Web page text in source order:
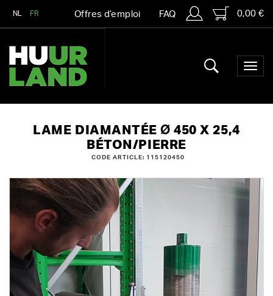
NL FR Offres d’emploi FAQ 0,00 €
LAME DIAMANTÉE Ø 450 X 25,4
BÉTON/PIERRE
CODE ARTICLE: 115120450